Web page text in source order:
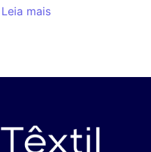
Leia mais